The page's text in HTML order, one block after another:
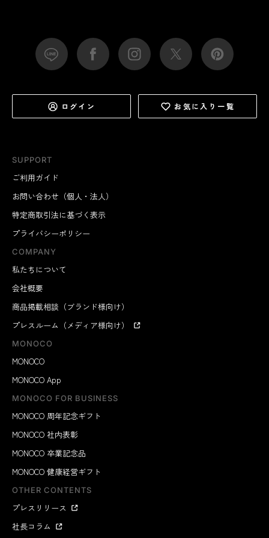
SUPPORT
ご利用ガイド
お問い合わせ（個人・法人）
特定商取引法に基づく表示
プライバシーポリシー
COMPANY
私たちについて
会社概要
商品掲載相談（ブランド様向け）
プレスルーム（メディア様向け）
MONOCO
MONOCO
MONOCO App
MONOCO FOR BUSINESS
MONOCO 周年記念ギフト
MONOCO 社内表彰
MONOCO 卒業記念品
MONOCO 健康経営ギフト
OTHER CONTENTS
プレスリリース
社長コラム
ログイン お気に入り一覧